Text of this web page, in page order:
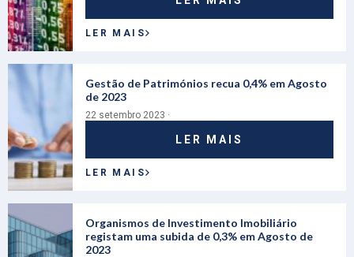
LER MAIS
Gestão de Patrimónios recua 0,4% em Agosto
de 2023
22 setembro 2023 ·
LER MAIS
LER MAIS
Organismos de Investimento Imobiliário
registam uma subida de 0,3% em Agosto de
2023